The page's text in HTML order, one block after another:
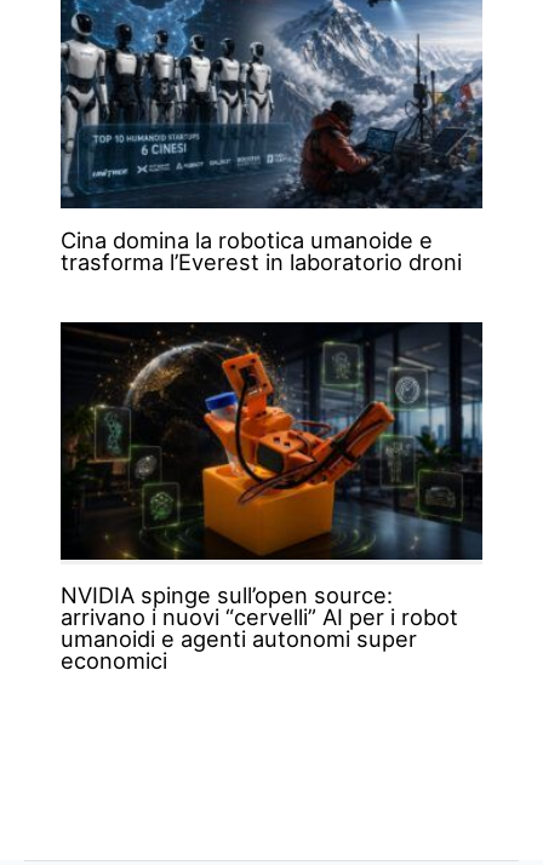
Cina domina la robotica umanoide e
trasforma l’Everest in laboratorio droni
NVIDIA spinge sull’open source:
arrivano i nuovi “cervelli” AI per i robot
umanoidi e agenti autonomi super
economici